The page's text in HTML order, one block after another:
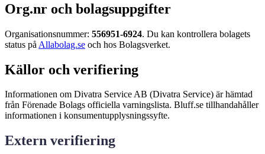
Org.nr och bolagsuppgifter
Organisationsnummer: 556951-6924. Du kan kontrollera bolagets
status på Allabolag.se och hos Bolagsverket.
Källor och verifiering
Informationen om Divatra Service AB (Divatra Service) är hämtad
från Förenade Bolags officiella varningslista. Bluff.se tillhandahåller
informationen i konsumentupplysningssyfte.
Extern verifiering